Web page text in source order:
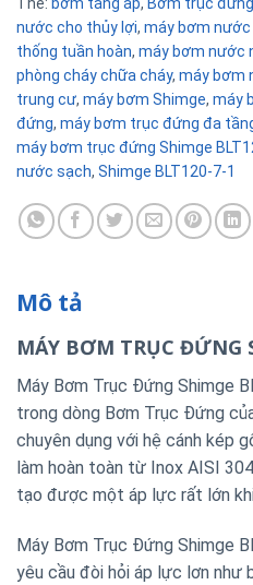
Thẻ: bơm tăng áp, Bơm trục đứng
nước cho thủy lợi, máy bơm
thống tuần hoàn, máy bơm nước
phòng cháy chữa cháy, máy bơm
trung cư, máy bơm Shimge, máy
đứng, máy bơm trục đứng đa
máy bơm trục đứng Shimge
nước sạch, Shimge BLT120-7-1
Mô tả
MÁY BƠM TRỤC ĐỨNG
Máy Bơm Trục Đứng Shimge
trong dòng Bơm Trục Đứng
chuyên dụng với hệ cánh kép
làm hoàn toàn từ Inox AISI
tạo được một áp lực rất lớn khi
Máy Bơm Trục Đứng Shimge
yêu cầu đòi hỏi áp lực lơn như